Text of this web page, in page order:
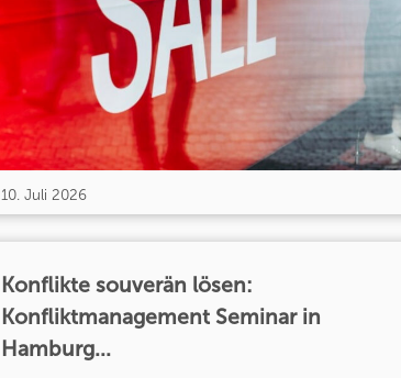
10. Juli 2026
Konflikte souverän lösen:
Konfliktmanagement Seminar in
Hamburg...